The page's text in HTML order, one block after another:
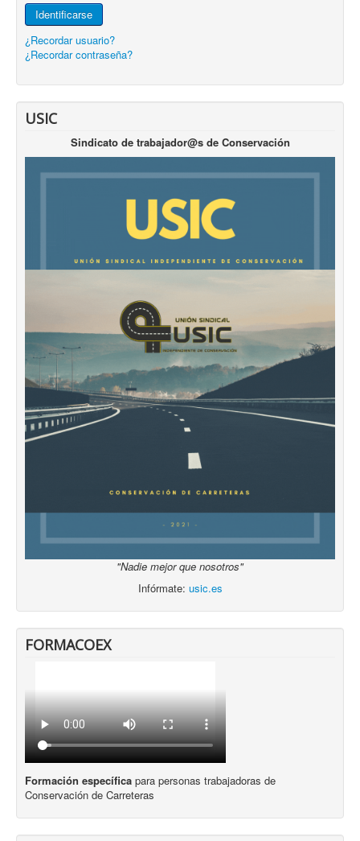
Identificarse
¿Recordar usuario?
¿Recordar contraseña?
USIC
Sindicato de trabajador@s de Conservación
"Nadie mejor que nosotros"
Infórmate: usic.es
FORMACOEX
Formación específica para personas trabajadoras de
Conservación de Carreteras